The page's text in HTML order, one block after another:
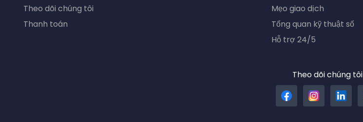
Theo dõi chúng tôi
Thanh toán
Mẹo giao dịch
Tổng quan kỹ thuật số
Hỗ trợ 24/5
Theo dõi chúng tôi